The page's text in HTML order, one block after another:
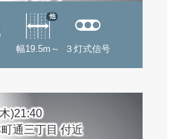
幅19.5m～
他
３灯式信号
)21:40
通三丁目 付近